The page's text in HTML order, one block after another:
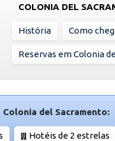
COLONIA DEL
História Como
Reservas em Colonia
del Sacramento:
Hotéis de 2 estrelas